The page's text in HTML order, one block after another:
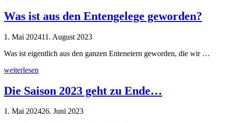
Was ist aus den Entengelege geworden?
1. Mai 202411. August 2023
Was ist eigentlich aus den ganzen Enteneiern geworden, die wir …
weiterlesen
Die Saison 2023 geht zu Ende…
1. Mai 202426. Juni 2023